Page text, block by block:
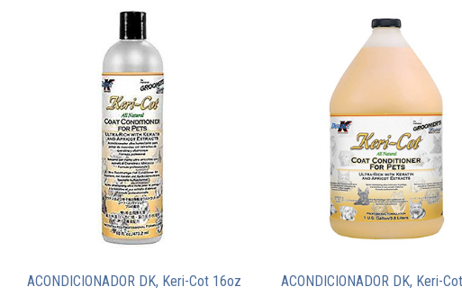
ACONDICIONADOR DK, Keri-Cot 16oz ACONDICIONADOR DK, Keri-